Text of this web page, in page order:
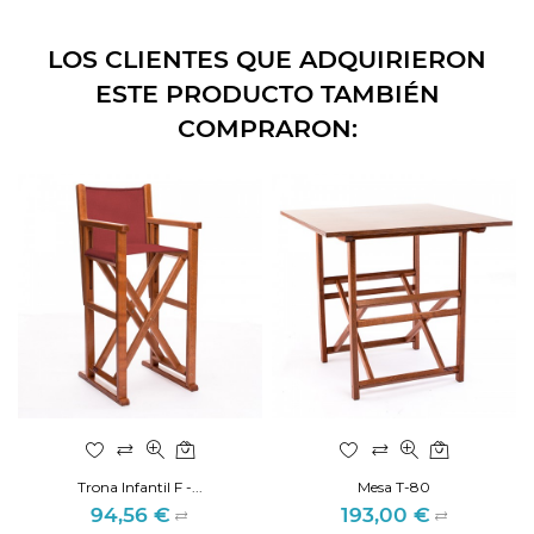
LOS CLIENTES QUE ADQUIRIERON
ESTE PRODUCTO TAMBIÉN
COMPRARON:
Trona Infantil F -...
Precio
94,56 €
Mesa T-80
Precio
193,00 €